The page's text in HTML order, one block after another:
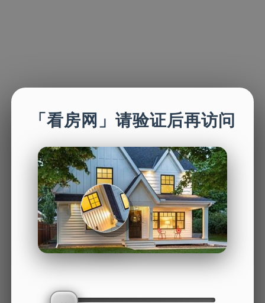
「看房网」请验证后再访问